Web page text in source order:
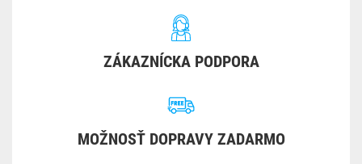
ZÁKAZNÍCKA PODPORA
MOŽNOSŤ DOPRAVY ZADARMO